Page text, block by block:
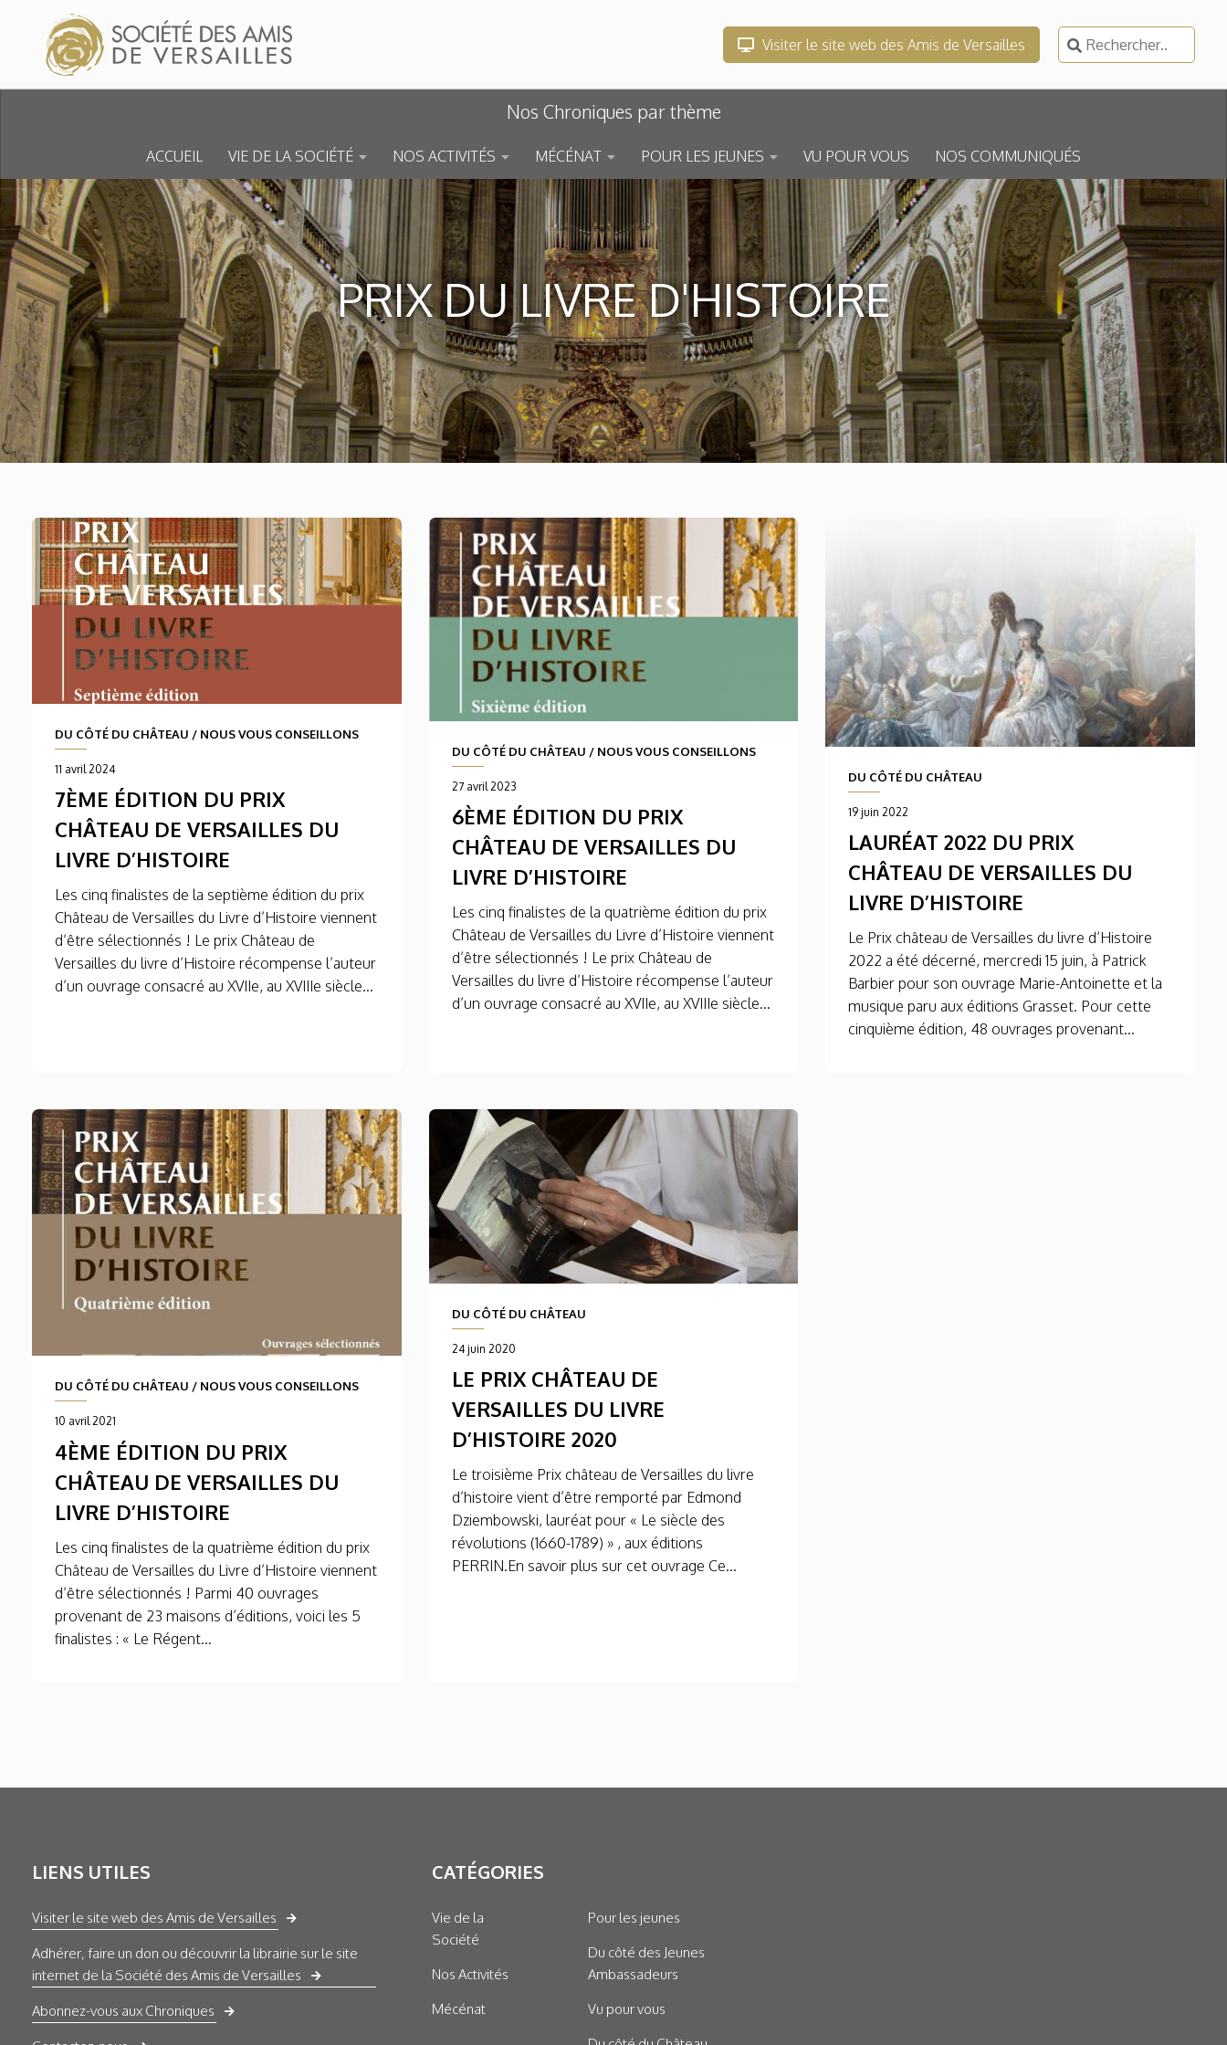
Skip to content
Visiter le site web des Amis de Versailles
Rechercher :
Nos Chroniques par thème
ACCUEIL VIE DE LA SOCIÉTÉ NOS ACTIVITÉS MÉCÉNAT POUR LES JEUNES VU POUR VOUS NOS COMMUNIQUÉS
PRIX DU LIVRE D'HISTOIRE
DU CÔTÉ DU CHÂTEAU / NOUS VOUS CONSEILLONS
11 avril 2024
7ÈME ÉDITION DU PRIX
CHÂTEAU DE VERSAILLES DU
LIVRE D’HISTOIRE
Les cinq finalistes de la septième édition du prix
Château de Versailles du Livre d’Histoire viennent
d’être sélectionnés ! Le prix Château de
Versailles du livre d’Histoire récompense l’auteur
d’un ouvrage consacré au XVIIe, au XVIIIe siècle...
DU CÔTÉ DU CHÂTEAU / NOUS VOUS CONSEILLONS
27 avril 2023
6ÈME ÉDITION DU PRIX
CHÂTEAU DE VERSAILLES DU
LIVRE D’HISTOIRE
Les cinq finalistes de la quatrième édition du prix
Château de Versailles du Livre d’Histoire viennent
d’être sélectionnés ! Le prix Château de
Versailles du livre d’Histoire récompense l’auteur
d’un ouvrage consacré au XVIIe, au XVIIIe siècle...
DU CÔTÉ DU CHÂTEAU
19 juin 2022
LAURÉAT 2022 DU PRIX
CHÂTEAU DE VERSAILLES DU
LIVRE D’HISTOIRE
Le Prix château de Versailles du livre d’Histoire
2022 a été décerné, mercredi 15 juin, à Patrick
Barbier pour son ouvrage Marie-Antoinette et la
musique paru aux éditions Grasset. Pour cette
cinquième édition, 48 ouvrages provenant...
DU CÔTÉ DU CHÂTEAU / NOUS VOUS CONSEILLONS
10 avril 2021
4ÈME ÉDITION DU PRIX
CHÂTEAU DE VERSAILLES DU
LIVRE D’HISTOIRE
Les cinq finalistes de la quatrième édition du prix
Château de Versailles du Livre d’Histoire viennent
d’être sélectionnés ! Parmi 40 ouvrages
provenant de 23 maisons d’éditions, voici les 5
finalistes : « Le Régent...
DU CÔTÉ DU CHÂTEAU
24 juin 2020
LE PRIX CHÂTEAU DE
VERSAILLES DU LIVRE
D’HISTOIRE 2020
Le troisième Prix château de Versailles du livre
d’histoire vient d’être remporté par Edmond
Dziembowski, lauréat pour « Le siècle des
révolutions (1660-1789) » , aux éditions
PERRIN.En savoir plus sur cet ouvrage Ce...
LIENS UTILES
Visiter le site web des Amis de Versailles
Adhérer, faire un don ou découvrir la librairie sur le site
internet de la Société des Amis de Versailles
Abonnez-vous aux Chroniques
CATÉGORIES
Vie de la
Société
Nos Activités
Mécénat
Pour les jeunes
Du côté des Jeunes
Ambassadeurs
Vu pour vous